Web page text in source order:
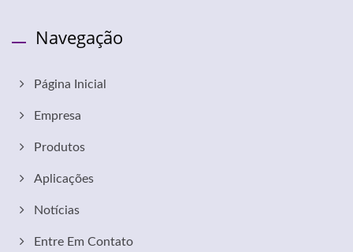
Navegação
Página Inicial
Empresa
Produtos
Aplicações
Notícias
Entre Em Contato